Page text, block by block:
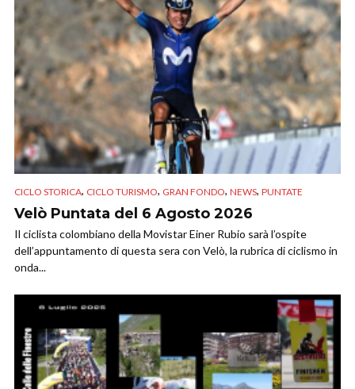
CICLO STORICA, CICLO TURISMO, GRAN FONDO, NEWS, PUNTATE
Velò Puntata del 6 Agosto 2026
Il ciclista colombiano della Movistar Einer Rubio sarà l’ospite
dell’appuntamento di questa sera con Velò, la rubrica di ciclismo in
onda...